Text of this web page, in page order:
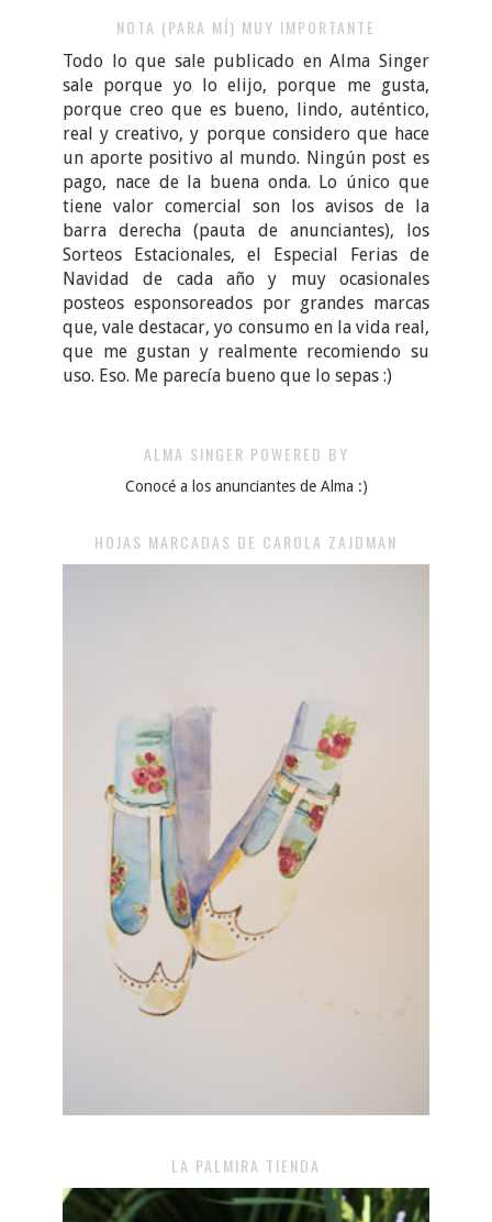
NOTA (PARA MÍ) MUY IMPORTANTE
Todo lo que sale publicado en Alma Singer
sale porque yo lo elijo, porque me gusta,
porque creo que es bueno, lindo, auténtico,
real y creativo, y porque considero que hace
un aporte positivo al mundo. Ningún post es
pago, nace de la buena onda. Lo único que
tiene valor comercial son los avisos de la
barra derecha (pauta de anunciantes), los
Sorteos Estacionales, el Especial Ferias de
Navidad de cada año y muy ocasionales
posteos esponsoreados por grandes marcas
que, vale destacar, yo consumo en la vida real,
que me gustan y realmente recomiendo su
uso. Eso. Me parecía bueno que lo sepas :)
ALMA SINGER POWERED BY
Conocé a los anunciantes de Alma :)
HOJAS MARCADAS DE CAROLA ZAJDMAN
LA PALMIRA TIENDA